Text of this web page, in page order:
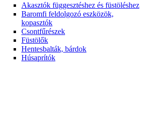
Akasztók függesztéshez és füstöléshez
Baromfi feldolgozó eszközök,
kopasztók
Csontfűrészek
Füstölők
Hentesbalták, bárdok
Húsaprítók